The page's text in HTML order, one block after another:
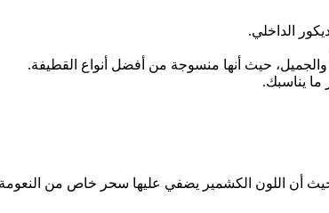
الداخلي.
حيث أنها منسوجة من أفضل أنواع القطيفة.
ما يناسبك.
حيث أن اللون الكشمير يضفي عليها سحر خاص من النعومة،